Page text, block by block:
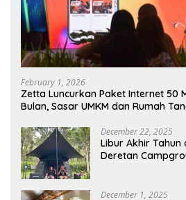
February 1, 2026
Zetta Luncurkan Paket Internet 50
Bulan, Sasar UMKM dan Rumah
December 22, 2025
Libur Akhir Tahun
Deretan
December 1, 2025